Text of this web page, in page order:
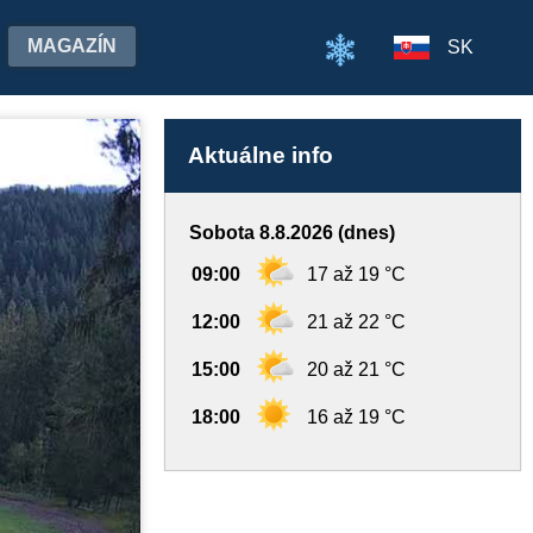
MAGAZÍN SK
Aktuálne info
Sobota 8.8.2026 (dnes)
09:00 17 až 19 °C
12:00 21 až 22 °C
15:00 20 až 21 °C
18:00 16 až 19 °C